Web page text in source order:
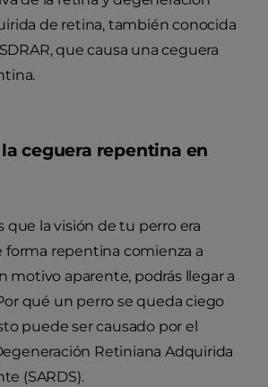
de retina, también conocida
que causa una ceguera
la ceguera repentina en
que la visión de tu perro era
forma repentina comienza a
motivo aparente, podrás llegar a
qué un perro se queda ciego
puede ser causado por el
Retiniana Adquirida
(SARDS).